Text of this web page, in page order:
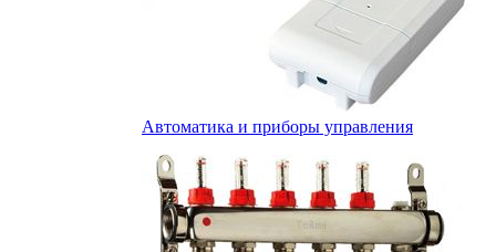
Автоматика и приборы управления